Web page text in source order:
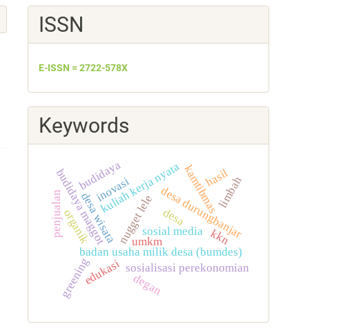
ISSN
E-ISSN = 2722-578X
Keywords
desa durungbanjar
badan usaha milik desa (bumdes)
desa wisata
sosialisasi perekonomian
nugget lele
kuliah kerja nyata
umkm
inovasi
budidaya maggot kamtibmas
sosial media
edukasi
greening
desa
limbah
kkn
budidaya
organik
degan
hasil
penjualan